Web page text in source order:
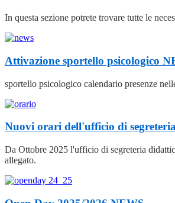
In questa sezione potrete trovare tutte le
Attivazione sportello psicologico
sportello psicologico calendario presenze
Nuovi orari dell'ufficio di
Da Ottobre 2025 l'ufficio di segreteria
allegato.